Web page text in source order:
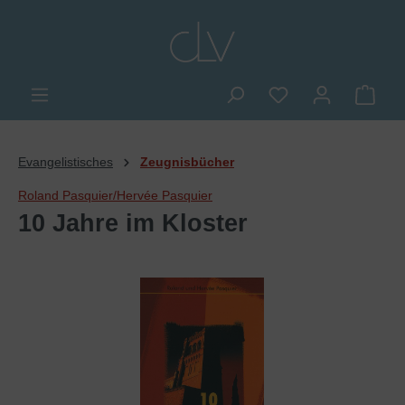
Du hast 0
Evangelistisches Zeugnisbücher
Roland Pasquier/Hervée Pasquier
10 Jahre im Kloster